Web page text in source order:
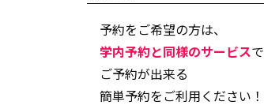
予約をご希望の方は、
学内予約と同様のサービスで
ご予約が出来る
簡単予約をご利用ください！